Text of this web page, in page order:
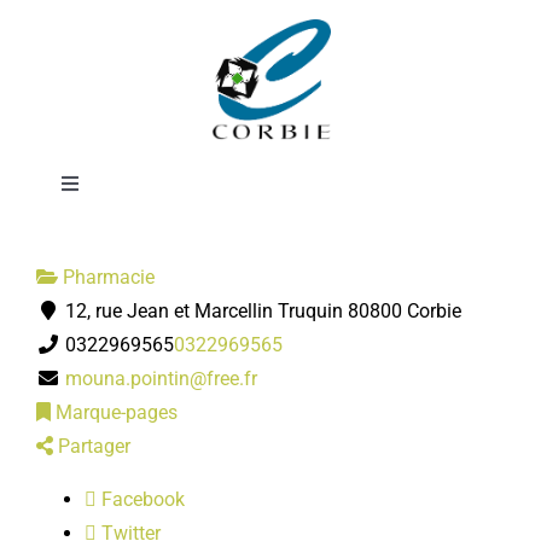
Toggle
DÉMARCHES ADMINISTRATIVES
SERVICES MUNICIPAUX
PRATIQUE
Pharmacie
POINTIN-
Pharmacie
12, rue Jean et Marcellin Truquin 80800 Corbie
03229695650322969565
mouna.pointin@free.fr
Marque-pages
Partager
Facebook
Twitter